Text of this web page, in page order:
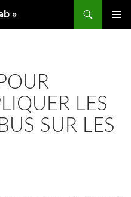
»
LES
SUR LES